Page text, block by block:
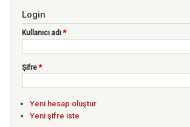
Login
Kullanıcı adı*
Şifre*
Yeni hesap oluştur
Yeni şifre iste